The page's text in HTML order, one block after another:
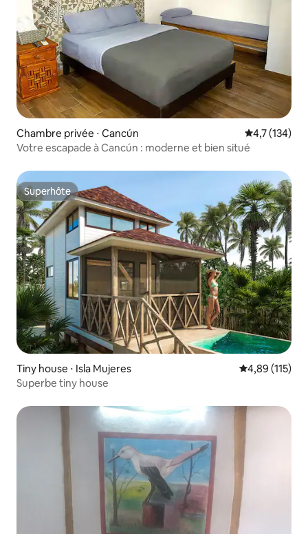
Chambre privée ⋅ Cancún Évaluation
4,7 (134)
Votre escapade à Cancún : moderne et bien situé
Superhôte
Superhôte
Tiny house ⋅ Isla Mujeres Évaluation
4,89 (115)
Superbe tiny house